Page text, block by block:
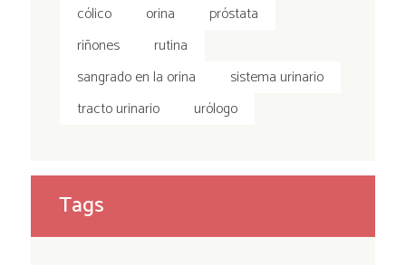
cólico
orina
próstata
riñones
rutina
sangrado en la orina
sistema urinario
tracto urinario
urólogo
Tags